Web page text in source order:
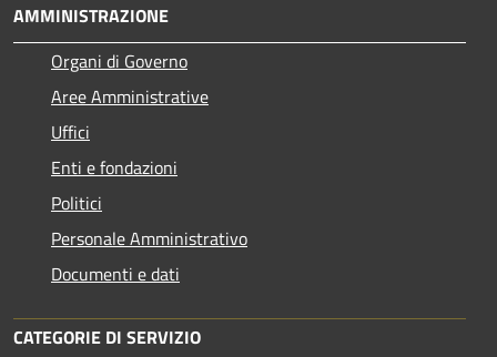
AMMINISTRAZIONE
Organi di Governo
Aree Amministrative
Uffici
Enti e fondazioni
Politici
Personale Amministrativo
Documenti e dati
CATEGORIE DI SERVIZIO